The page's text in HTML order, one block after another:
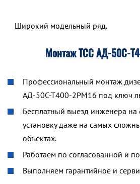
Широкий модельный ряд.
Монтаж ТСС АД-50С-
Профессиональный монтаж
АД-50С-Т400-2РМ16 под ключ
Бесплатный выезд инженера на
установку даже на самых
объектах.
Работаем по согласованной и
Выполняем гарантийное и